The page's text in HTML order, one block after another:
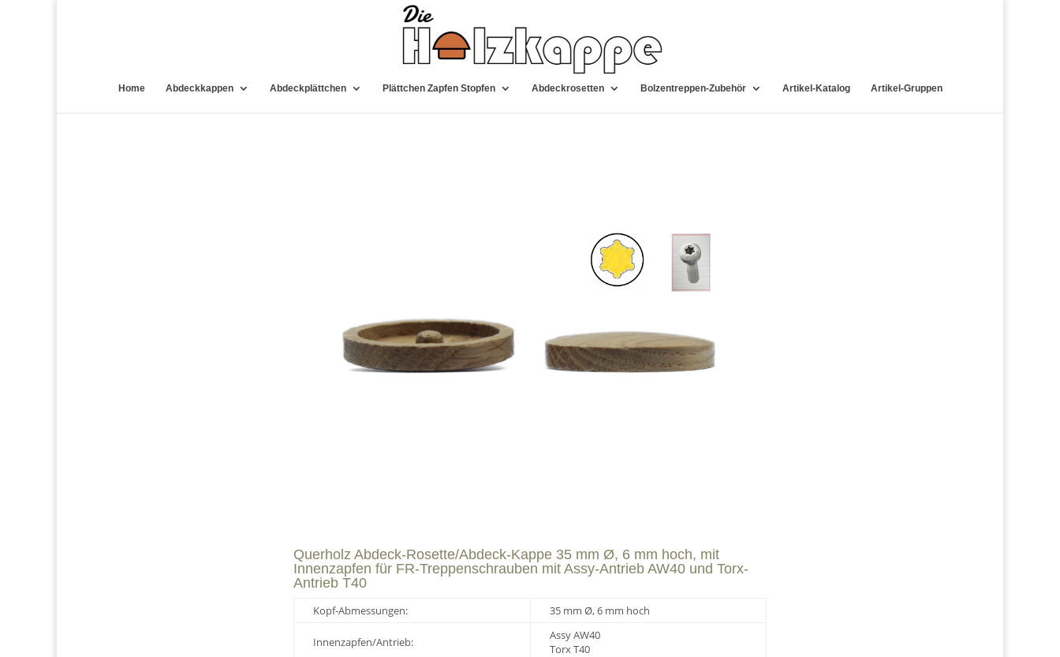
Home Abdeckkappen Abdeckplättchen Plättchen Zapfen Stopfen Abdeckrosetten Bolzentreppen-Zubehör Artikel-Katalog Artikel-Gruppen
Querholz Abdeck-Rosette/Abdeck-Kappe 35 mm Ø, 6 mm hoch, mit
Innenzapfen für FR-Treppenschrauben mit Assy-Antrieb AW40 und Torx-
Antrieb T40
Kopf-Abmessungen: 35 mm Ø, 6 mm hoch
Innenzapfen/Antrieb:
Assy AW40
Torx T40